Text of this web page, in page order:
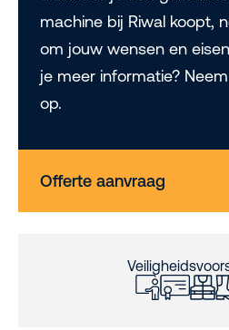
machine bij Riwal koopt,
om jouw wensen en
je meer informatie?
op.
Offerte aanvraag